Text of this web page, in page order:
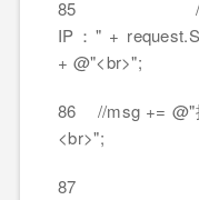
85 //
IP：" +
+ @"<br>";
86 //msg += @"
<br>";
87 //